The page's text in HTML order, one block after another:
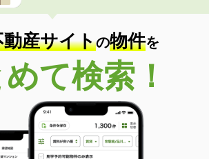
産サイトの物件を
て検索！